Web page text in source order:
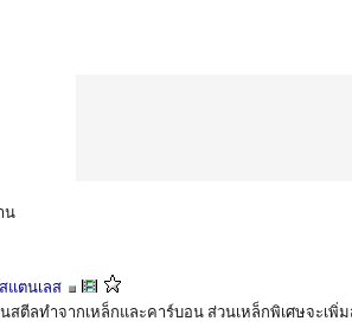
น
แตนเลส
สตีลทำจากเหล็กและคาร์บอน ส่วนเหล็กพิเศษจะเ